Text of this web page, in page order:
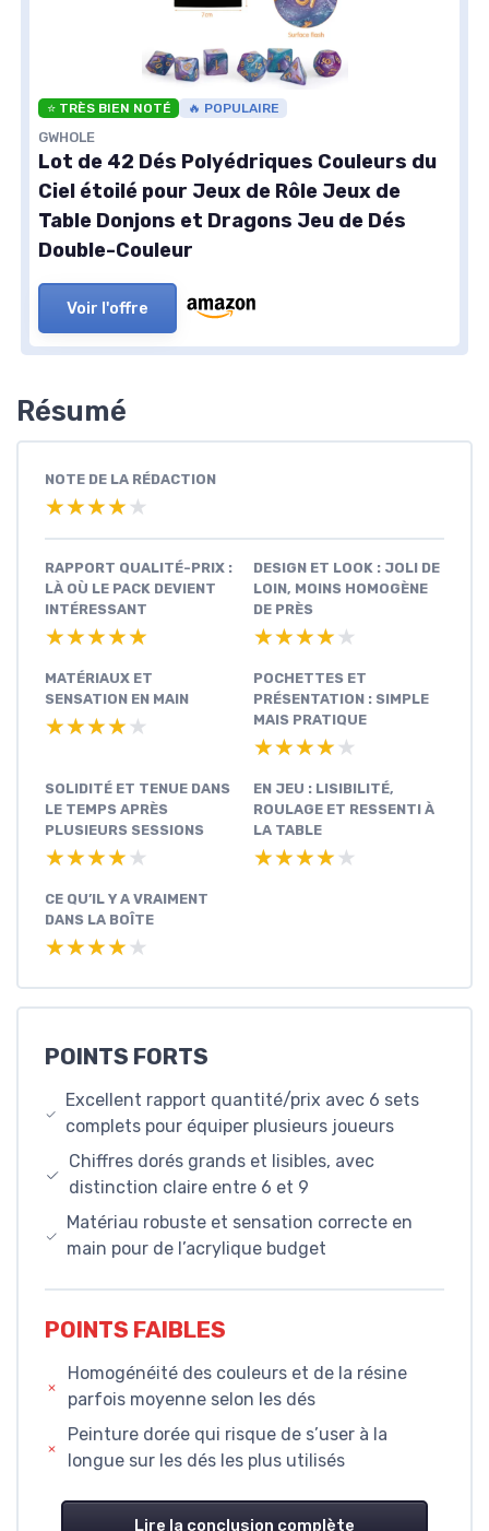
⭐ TRÈS BIEN NOTÉ 🔥 POPULAIRE
GWHOLE
Lot de 42 Dés Polyédriques Couleurs du
Ciel étoilé pour Jeux de Rôle Jeux de
Table Donjons et Dragons Jeu de Dés
Double-Couleur
Voir l'offre
Résumé
NOTE DE LA RÉDACTION
★★★★★
★★★★★
RAPPORT QUALITÉ-PRIX :
LÀ OÙ LE PACK DEVIENT
INTÉRESSANT
★★★★★
★★★★★
DESIGN ET LOOK : JOLI DE
LOIN, MOINS HOMOGÈNE
DE PRÈS
★★★★★
★★★★★
MATÉRIAUX ET
SENSATION EN MAIN
★★★★★
★★★★★
POCHETTES ET
PRÉSENTATION : SIMPLE
MAIS PRATIQUE
★★★★★
★★★★★
SOLIDITÉ ET TENUE DANS
LE TEMPS APRÈS
PLUSIEURS SESSIONS
★★★★★
★★★★★
EN JEU : LISIBILITÉ,
ROULAGE ET RESSENTI À
LA TABLE
★★★★★
★★★★★
CE QU’IL Y A VRAIMENT
DANS LA BOÎTE
★★★★★
★★★★★
POINTS FORTS
Excellent rapport quantité/prix avec 6 sets
complets pour équiper plusieurs joueurs
Chiffres dorés grands et lisibles, avec
distinction claire entre 6 et 9
Matériau robuste et sensation correcte en
main pour de l’acrylique budget
POINTS FAIBLES
Homogénéité des couleurs et de la résine
parfois moyenne selon les dés
Peinture dorée qui risque de s’user à la
longue sur les dés les plus utilisés
Lire la conclusion complète